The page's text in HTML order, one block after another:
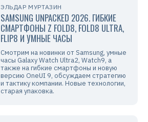
ЭЛЬДАР МУРТАЗИН
SAMSUNG UNPACKED 2026. ГИБКИЕ
СМАРТФОНЫ Z FOLD8, FOLD8 ULTRA,
FLIP8 И УМНЫЕ ЧАСЫ
Смотрим на новинки от Samsung, умные
часы Galaxy Watch Ultra2, Watch9, а
также на гибкие смартфоны и новую
версию OneUI 9, обсуждаем стратегию
и тактику компании. Новые технологии,
старая упаковка.